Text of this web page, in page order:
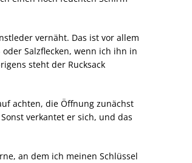
vernäht. Das ist vor allem
Salzflecken, wenn ich ihn in
steht der Rucksack
achten, die Öffnung zunächst
verkantet er sich, und das
an dem ich meinen Schlüssel